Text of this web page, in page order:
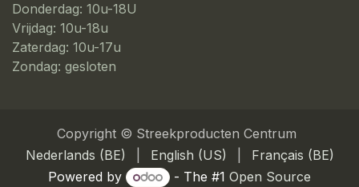
Donderdag: 10u-18U
Vrijdag: 10u-18u
Zaterdag: 10u-17u
Zondag: gesloten
Copyright © Streekproducten Centrum
Nederlands (BE)
English (US)
Français (BE)
Powered by
- The #1 Open Source